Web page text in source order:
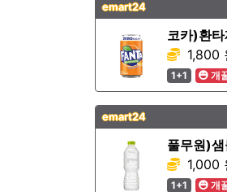
emart24
코카)환
1,800
1+1
개
emart24
풀무원)
1,000
1+1
개